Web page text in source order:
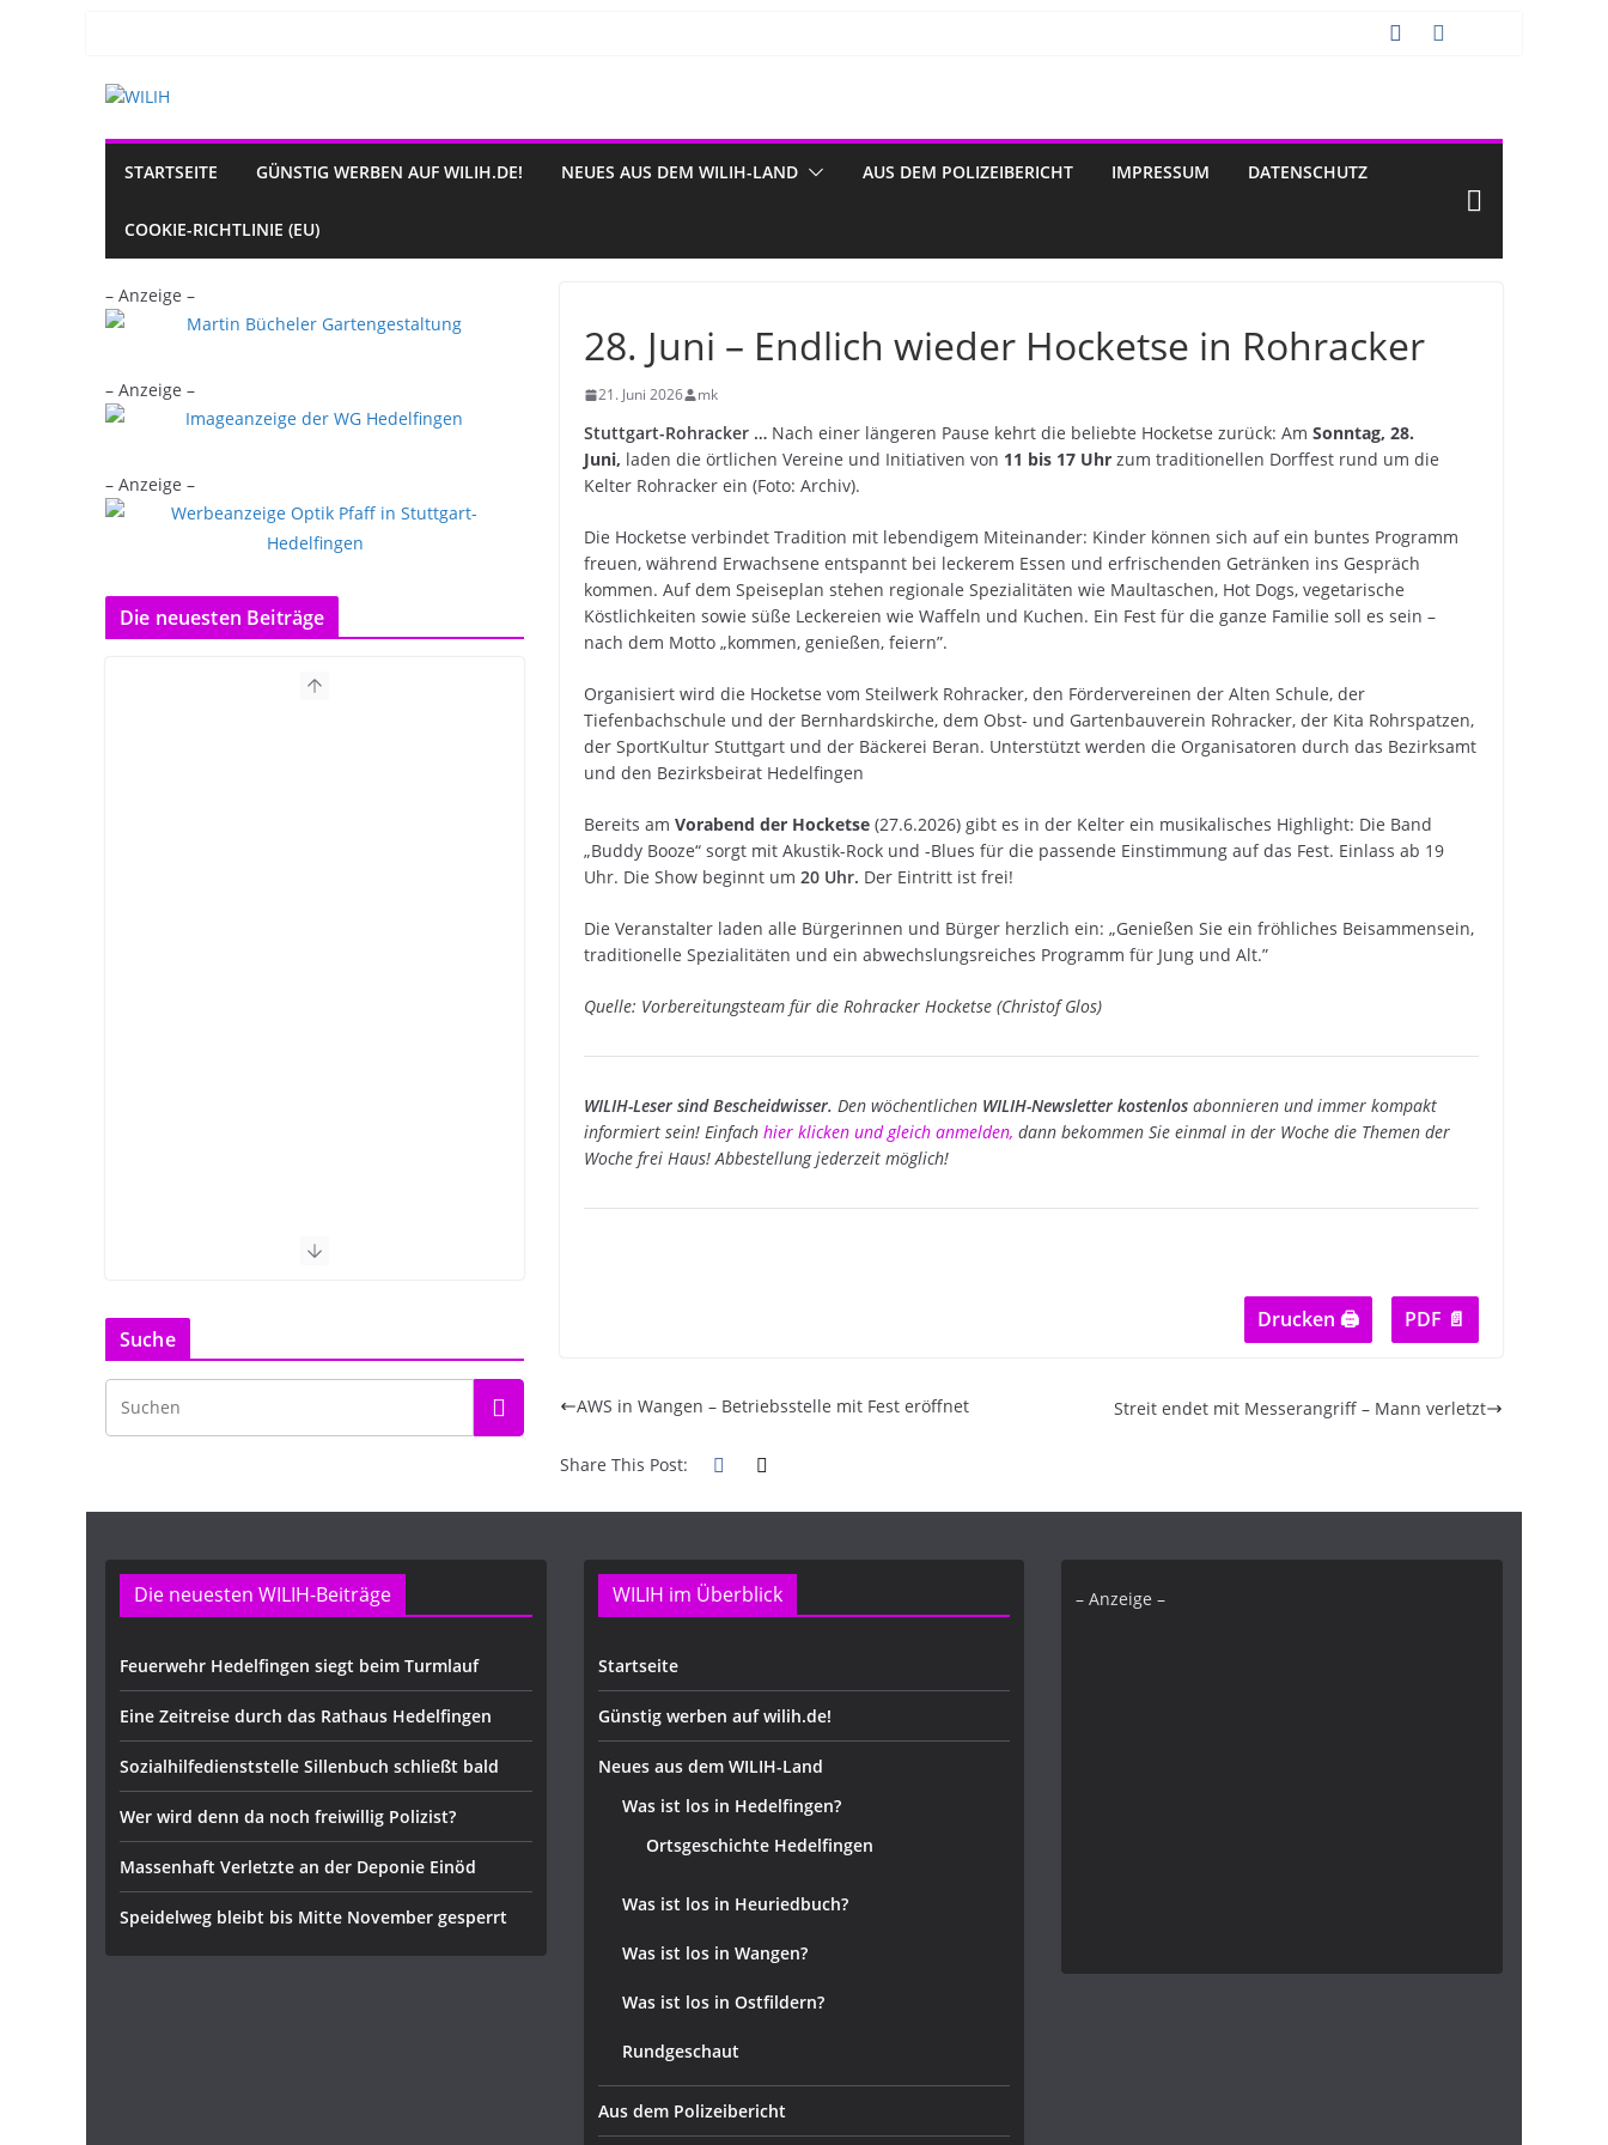
STARTSEITE GÜNSTIG WERBEN AUF WILIH.DE! NEUES AUS DEM WILIH-LAND AUS DEM POLIZEIBERICHT IMPRESSUM DATENSCHUTZ
COOKIE-RICHTLINIE (EU)
28. Juni – Endlich wieder Hocketse in Rohracker
21. Juni 2026 mk
Stuttgart-Rohracker … Nach einer längeren Pause kehrt die beliebte Hocketse zurück: AmSonntag, 28.
Juni, laden die örtlichen Vereine und Initiativen von 11 bis 17 Uhr zum traditionellen Dorffest rund um die
Kelter Rohracker ein (Foto: Archiv).
Die Hocketse verbindet Tradition mit lebendigem Miteinander: Kinder können sich auf ein buntes Programm
freuen, während Erwachsene entspannt bei leckerem Essen und erfrischenden Getränken ins Gespräch
kommen. Auf dem Speiseplan stehen regionale Spezialitäten wie Maultaschen, Hot Dogs, vegetarische
Köstlichkeiten sowie süße Leckereien wie Waffeln und Kuchen. Ein Fest für die ganze Familie soll es sein –
nach dem Motto „kommen, genießen, feiern”.
Organisiert wird die Hocketse vom Steilwerk Rohracker, den Fördervereinen der Alten Schule, der
Tiefenbachschule und der Bernhardskirche, dem Obst- und Gartenbauverein Rohracker, der Kita Rohrspatzen,
der SportKultur Stuttgart und der Bäckerei Beran. Unterstützt werden die Organisatoren durch das Bezirksamt
und den Bezirksbeirat Hedelfingen
Bereits amVorabend der Hocketse (27.6.2026) gibt es in der Kelter ein musikalisches Highlight: Die Band
„Buddy Booze“ sorgt mit Akustik-Rock und -Blues für die passende Einstimmung auf das Fest. Einlass ab 19
Uhr. Die Show beginnt um20 Uhr. Der Eintritt ist frei!
Die Veranstalter laden alle Bürgerinnen und Bürger herzlich ein: „Genießen Sie ein fröhliches Beisammensein,
traditionelle Spezialitäten und ein abwechslungsreiches Programm für Jung und Alt.”
Quelle: Vorbereitungsteam für die Rohracker Hocketse (Christof Glos)
WILIH-Leser sind Bescheidwisser.Den wöchentlichen WILIH-Newsletter kostenlos abonnieren und immer kompakt
informiert sein! Einfachhier klicken und gleich anmelden, dann bekommen Sie einmal in der Woche die Themen der
Woche frei Haus! Abbestellung jederzeit möglich!
Drucken 🖨 PDF 📄
AWS in Wangen – Betriebsstelle mit Fest eröffnet Streit endet mit Messerangriff – Mann verletzt
Share This Post:
– Anzeige –
– Anzeige –
– Anzeige –
Die neuesten Beiträge
Suche
Die neuesten WILIH-Beiträge
Feuerwehr Hedelfingen siegt beim Turmlauf
Eine Zeitreise durch das Rathaus Hedelfingen
Sozialhilfedienststelle Sillenbuch schließt bald
Wer wird denn da noch freiwillig Polizist?
Massenhaft Verletzte an der Deponie Einöd
Speidelweg bleibt bis Mitte November gesperrt
WILIH im Überblick
Startseite
Günstig werben auf wilih.de!
Neues aus dem WILIH-Land
Was ist los in Hedelfingen?
Ortsgeschichte Hedelfingen
Was ist los in Heuriedbuch?
Was ist los in Wangen?
Was ist los in Ostfildern?
Rundgeschaut
Aus dem Polizeibericht
– Anzeige –